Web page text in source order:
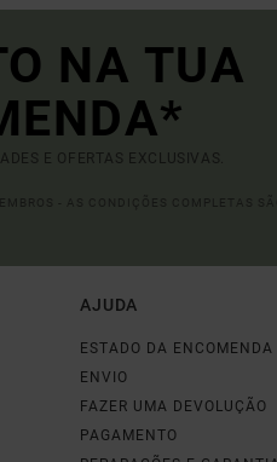
NA TUA
E OFERTAS EXCLUSIVAS.
AJUDA
ESTADO DA ENCOMENDA
ENVIO
FAZER UMA DEVOLUÇÃO
PAGAMENTO